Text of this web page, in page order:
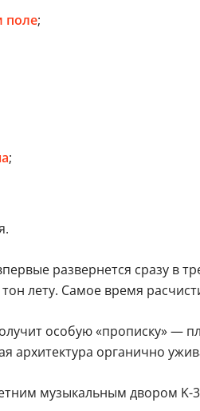
поле;
;
развернется сразу в
тон лету. Самое время
особую «прописку»
архитектура органично
музыкальным двором K-